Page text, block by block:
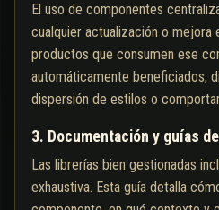
El uso de componentes
cualquier actualización o mejora
productos que consumen ese
automáticamente beneficiados,
dispersión de estilos o
3. Documentación y guías
Las librerías bien gestionadas
exhaustiva. Esta guía detalla